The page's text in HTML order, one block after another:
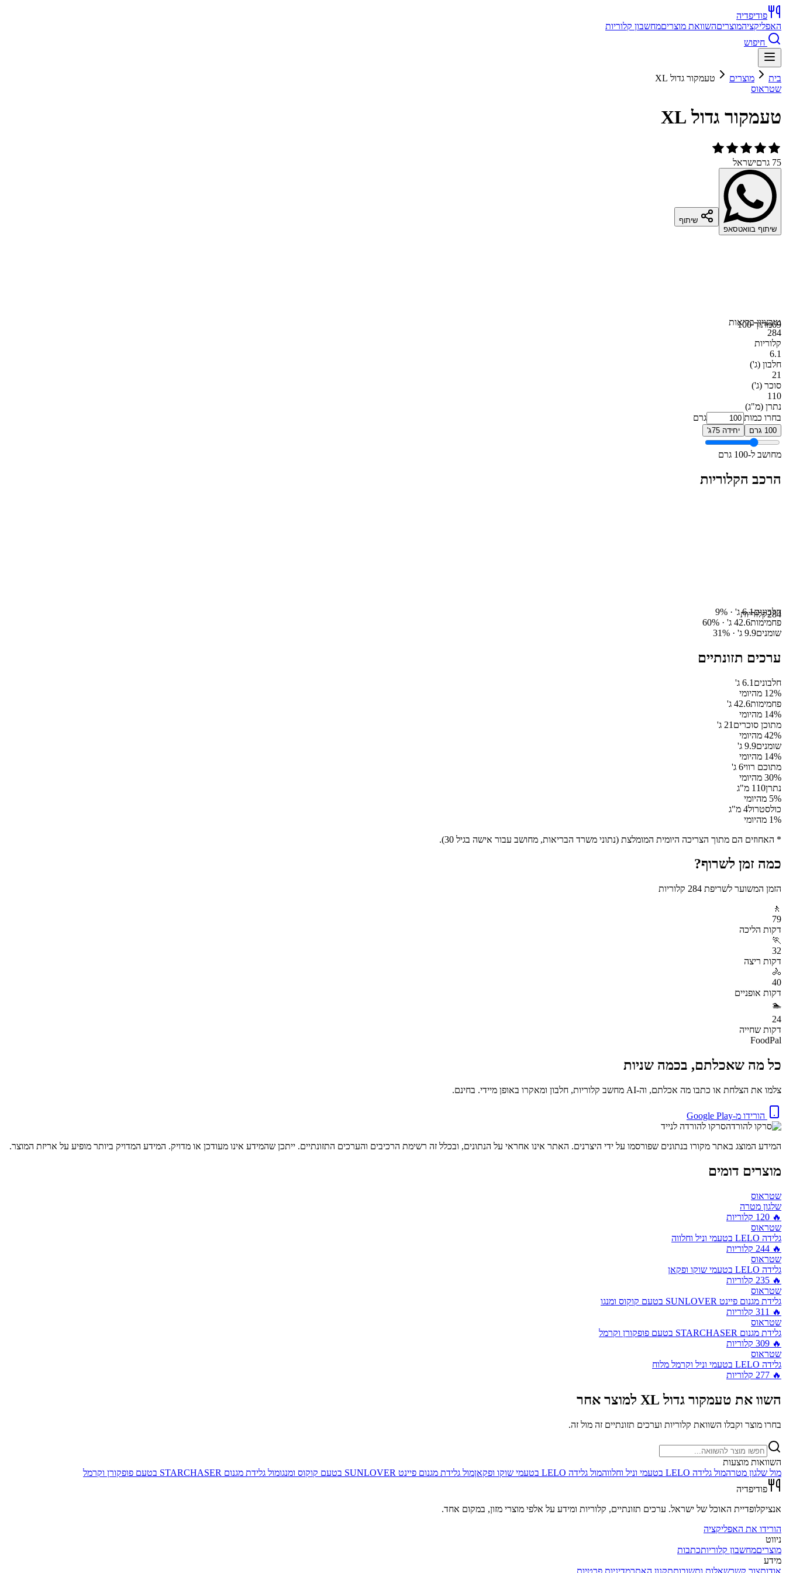
פודיפדיה
האפליקציהמוצריםהשוואת מוצריםמחשבון קלוריות
חיפוש
בית מוצרים
טעמקור גדול XL
שטראוס
טעמקור גדול XL
75 גרם ישראל
שיתוף בוואטסאפ
שיתוף
69מתוך 100טובציון בריאות
284
קלוריות
6.1
חלבון (ג')
21
סוכר (ג')
110
נתרן (מ"ג)
בחרו כמות
גרם
100 גרם יחידה 75ג'
מחושב ל-100 גרם
הרכב הקלוריות
284קלוריותחלבונים6.1ג' · 9%
פחמימות42.6 ג' · 60%
שומנים9.9 ג' · 31%
ערכים תזונתיים
חלבונים 6.1 ג'
12% מהיומי
פחמימות42.6 ג'
14% מהיומי
מתוכן סוכרים 21 ג'
42% מהיומי
שומנים9.9 ג'
14% מהיומי
מתוכם רווי6 ג'
30% מהיומי
נתרן110 מ"ג
5% מהיומי
כולסטרול4 מ"ג
1% מהיומי
* האחוזים הם מתוך הצריכה היומית המומלצת (נתוני משרד הבריאות, מחושב עבור אישה בגיל 30).
כמה זמן לשרוף?
הזמן המשוער לשריפת 284 קלוריות
🚶
79
דקות הליכה
🏃
32
דקות ריצה
🚴
40
דקות אופניים
🏊
24
דקות שחייה
FoodPal
כל מה שאכלתם, בכמה שניות
צלמו את הצלחת או כתבו מה אכלתם, וה-AI מחשב קלוריות, חלבון ומאקרו באופן מיידי. בחינם.
הורידו מ-Google Play
סרקו להורדה לנייד
המידע המוצג באתר מקורו בנתונים שפורסמו על ידי היצרנים. האתר אינו אחראי על הנתונים, ובכלל זה רשימת הרכיבים והערכים התזונתיים. ייתכן שהמידע אינו מעודכן או מדויק. המידע המדויק ביותר מופיע על אריזת המוצר.
מוצרים דומים
שטראוס
שלגון מטרה
🔥
120 קלוריות
שטראוס
גלידה LELO בטעמי וניל וחלווה
🔥
244 קלוריות
שטראוס
גלידה LELO בטעמי שוקו ופקאן
🔥
235 קלוריות
שטראוס
גלידת מגנום פיינט SUNLOVER בטעם קוקוס ומנגו
🔥
311 קלוריות
שטראוס
גלידת מגנום STARCHASER בטעם פופקורן וקרמל
🔥
309 קלוריות
שטראוס
גלידה LELO בטעמי וניל וקרמל מלוח
🔥
277 קלוריות
השוו את טעמקור גדול XL למוצר אחר
בחרו מוצר וקבלו השוואת קלוריות וערכים תזונתיים זה מול זה.
השוואות מוצעות
מול שלגון מטרהמול גלידה LELO בטעמי וניל וחלווה מול גלידה LELO בטעמי שוקו ופקאן מול גלידת מגנום פיינט SUNLOVER בטעם קוקוס ומנגו מול גלידת מגנום STARCHASER בטעם פופקורן וקרמל
פודיפדיה
אנציקלופדיית האוכל של ישראל. ערכים תזונתיים, קלוריות ומידע על אלפי מוצרי מזון, במקום אחד.
הורידו את האפליקציה
ניווט
מוצריםמחשבון קלוריותכתבות
מידע
אודותצור קשרשאלות ותשובותתקנון האתרמדיניות פרטיות